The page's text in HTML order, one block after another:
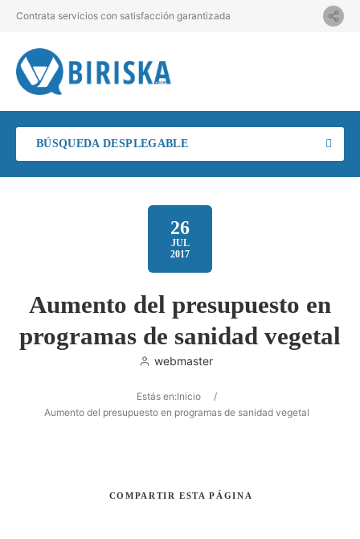
Contrata servicios con satisfacción garantizada
BÚSQUEDA DESPLEGABLE
26
JUL
2017
Aumento del presupuesto en
programas de sanidad vegetal
webmaster
Estás en:Inicio
/
Aumento del presupuesto en programas de sanidad vegetal
COMPARTIR ESTA PÁGINA